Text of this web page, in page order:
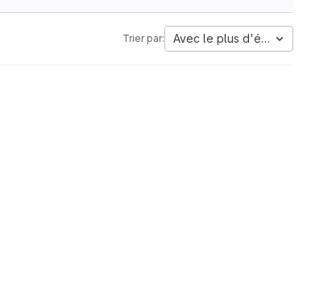
Trier par: Avec le plus d'étoiles